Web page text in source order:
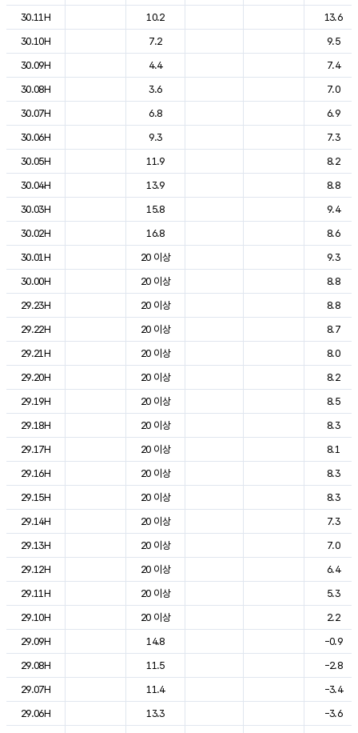
30.11H
10.2
13.6
30.10H
7.2
9.5
30.09H
4.4
7.4
30.08H
3.6
7.0
30.07H
6.8
6.9
30.06H
9.3
7.3
30.05H
11.9
8.2
30.04H
13.9
8.8
30.03H
15.8
9.4
30.02H
16.8
8.6
30.01H
20 이상
9.3
30.00H
20 이상
8.8
29.23H
20 이상
8.8
29.22H
20 이상
8.7
29.21H
20 이상
8.0
29.20H
20 이상
8.2
29.19H
20 이상
8.5
29.18H
20 이상
8.3
29.17H
20 이상
8.1
29.16H
20 이상
8.3
29.15H
20 이상
8.3
29.14H
20 이상
7.3
29.13H
20 이상
7.0
29.12H
20 이상
6.4
29.11H
20 이상
5.3
29.10H
20 이상
2.2
29.09H
14.8
-0.9
29.08H
11.5
-2.8
29.07H
11.4
-3.4
29.06H
13.3
-3.6